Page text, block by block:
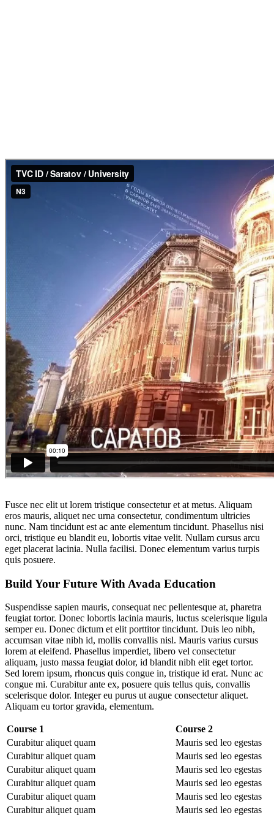
Fusce nec elit ut lorem tristique consectetur et at metus. Aliquam
eros mauris, aliquet nec urna consectetur, condimentum ultricies
nunc. Nam tincidunt est ac ante elementum tincidunt. Phasellus nisi
orci, tristique eu blandit eu, lobortis vitae velit. Nullam cursus arcu
eget placerat lacinia. Nulla facilisi. Donec elementum varius turpis
quis posuere.
Build Your Future With Avada Education
Suspendisse sapien mauris, consequat nec pellentesque at, pharetra
feugiat tortor. Donec lobortis lacinia mauris, luctus scelerisque ligula
semper eu. Donec dictum et elit porttitor tincidunt. Duis leo nibh,
accumsan vitae nibh id, mollis convallis nisl. Mauris varius cursus
lorem at eleifend. Phasellus imperdiet, libero vel consectetur
aliquam, justo massa feugiat dolor, id blandit nibh elit eget tortor.
Sed lorem ipsum, rhoncus quis congue in, tristique id erat. Nunc ac
congue mi. Curabitur ante ex, posuere quis tellus quis, convallis
scelerisque dolor. Integer eu purus ut augue consectetur aliquet.
Aliquam eu tortor gravida, elementum.
Course 1
Course 2
Curabitur aliquet quam
Mauris sed leo egestas
Curabitur aliquet quam
Mauris sed leo egestas
Curabitur aliquet quam
Mauris sed leo egestas
Curabitur aliquet quam
Mauris sed leo egestas
Curabitur aliquet quam
Mauris sed leo egestas
Curabitur aliquet quam
Mauris sed leo egestas